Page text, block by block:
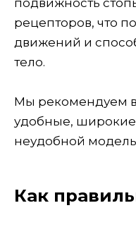
рецепторов, что
движений и
тело.
Мы рекомендуем
удобные, широкие
неудобной
Как